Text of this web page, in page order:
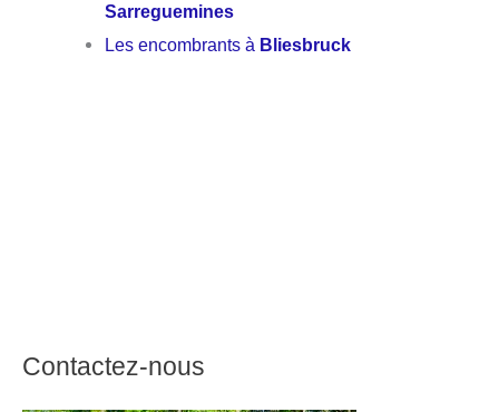
Sarreguemines
Les encombrants à Bliesbruck
Contactez-nous